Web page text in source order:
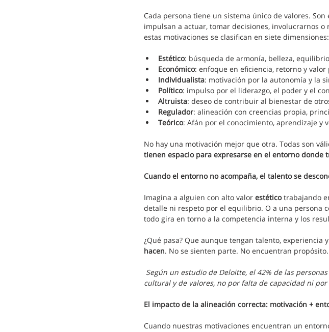
Cada persona tiene un sistema único de valores.
impulsan a actuar, tomar decisiones, involucrarnos o
estas motivaciones se clasifican en siete dimensiones:
Estético: búsqueda de armonía, belleza,
Económico: enfoque en eficiencia, retorno y valor
Individualista: motivación por la autonomía y la
Político: impulso por el liderazgo, el poder y el
Altruista: deseo de contribuir al bienestar de
Regulador: alineación con creencias propia,
Teórico: Afán por el conocimiento, aprendizaje y
No hay una motivación mejor que otra. Todas son
tienen espacio para expresarse en el entorno donde
Cuando el entorno no acompaña, el talento se
Imagina a alguien con alto valor estético trabajando
detalle ni respeto por el equilibrio. O a una persona
todo gira en torno a la competencia interna y los
¿Qué pasa? Que aunque tengan talento, experiencia
hacen. No se sienten parte. No encuentran
Según un estudio de Deloitte, el 42% de las
cultural y de valores, no por falta de capacidad ni
El impacto de la alineación correcta: motivación +
Cuando nuestras motivaciones encuentran un